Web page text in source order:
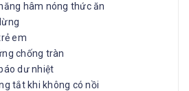
hâm nóng thức ăn
em
chống tràn
dư nhiệt
tắt khi không có nồi